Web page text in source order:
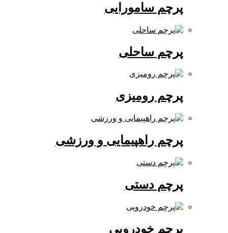
پرچم سامورایی
پرچم ساحلی
پرچم رومیزی
پرچم راهپیمایی و ورزشی
پرچم دستی
پرچم خودرویی